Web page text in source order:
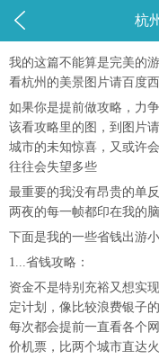
 杭
我的这篇不能算是完美的
看杭州的美景图片请百度
如果你是提前做攻略，力
该看攻略里的图，到图片
城市的未知惊喜，又或许
往往会失望多些
最重要的我没有昂贵的单
两夜的每一帧都印在我的
下面是我的一些省钱出游
1...省钱攻略：
资金不是特别充裕又想实
定计划，像比较浪费银子
每次都会提前一直看各个
价机票，比两个城市直达